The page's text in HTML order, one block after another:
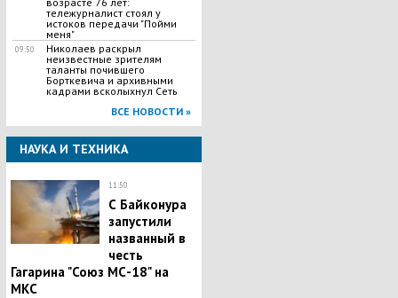
тележурналист стоял у
истоков передачи "Пойми
меня"
09:50
Николаев раскрыл
неизвестные зрителям
таланты почившего
Борткевича и архивными
кадрами всколыхнул Сеть
ВСЕ НОВОСТИ »
НАУКА И ТЕХНИКА
11:50
С Байконура
запустили
названный в
честь
Гагарина "Союз МС-18" на
МКС